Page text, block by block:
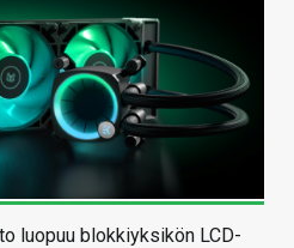
luopuu blokkiyksikön LCD-